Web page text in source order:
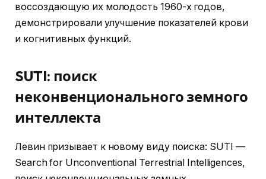
воссоздающую их молодость 1960-х годов,
демонстрировали улучшение показателей крови
и когнитивных функций.
SUTI: поиск
неконвенционального земного
интеллекта
Левин призывает к новому виду поиска: SUTI —
Search for Unconventional Terrestrial Intelligences,